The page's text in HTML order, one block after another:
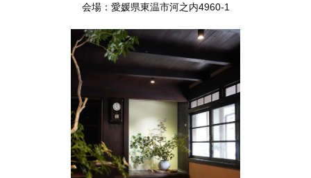
会場：愛媛県東温市河之内4960-1